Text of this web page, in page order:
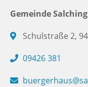
Gemeinde Salching
Schulstraße 2,
09426 381